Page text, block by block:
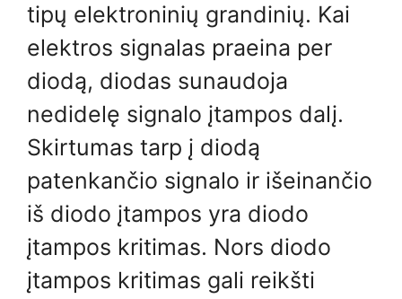
tipų elektroninių grandinių. Kai
elektros signalas praeina per
diodą, diodas sunaudoja
nedidelę signalo įtampos dalį.
Skirtumas tarp į diodą
patenkančio signalo ir išeinančio
iš diodo įtampos yra diodo
įtampos kritimas. Nors diodo
įtampos kritimas gali reikšti